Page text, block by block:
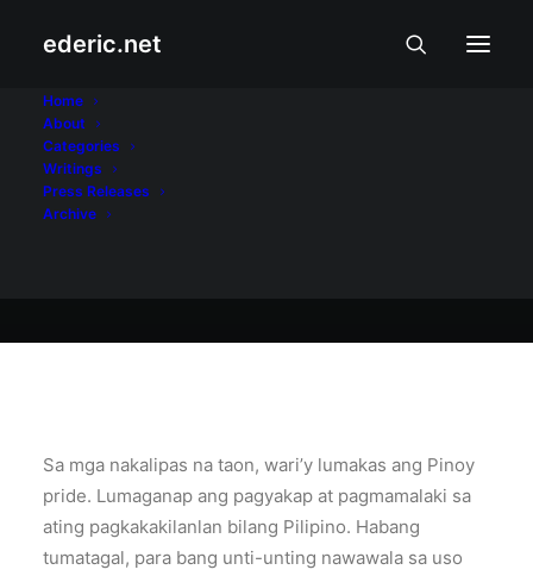
ederic.net
Home
About
Categories
Writings
Press Releases
Archive
Sa mga nakalipas na taon, wari’y lumakas ang Pinoy
pride. Lumaganap ang pagyakap at pagmamalaki sa
ating pagkakakilanlan bilang Pilipino. Habang
tumatagal, para bang unti-unting nawawala sa uso